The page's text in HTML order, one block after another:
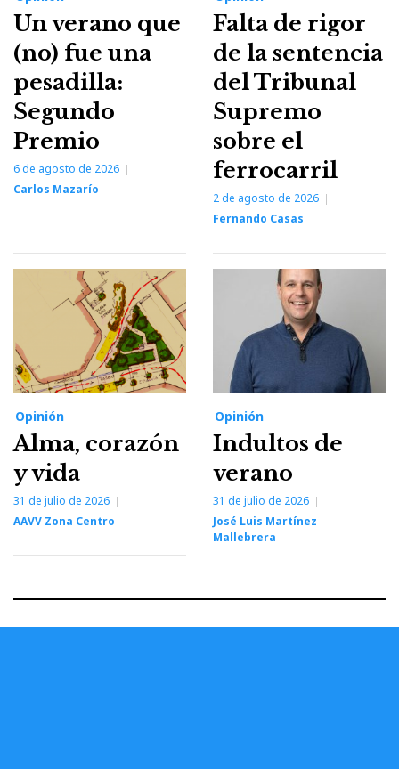
Un verano que
(no) fue una
pesadilla:
Segundo
Premio
6 de agosto de 2026
Carlos Mazarío
Falta de rigor
de la sentencia
del Tribunal
Supremo
sobre el
ferrocarril
2 de agosto de 2026
Fernando Casas
Opinión
Alma, corazón
y vida
31 de julio de 2026
AAVV Zona Centro
Opinión
Indultos de
verano
31 de julio de 2026
José Luis Martínez
Mallebrera